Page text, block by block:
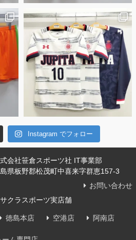
Instagram でフォロー
会社笹倉スポーツ社 IT事業部
県板野郡松茂町中喜来字群恵157-3
お問い合わせ
クラスポーツ実店舗
徳島本店 空港店 阿南店